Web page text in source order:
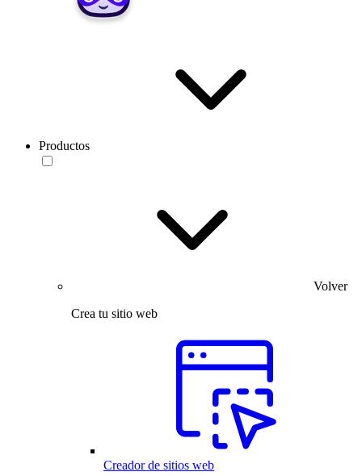
Productos
Volver
Crea tu sitio web
Creador de sitios web